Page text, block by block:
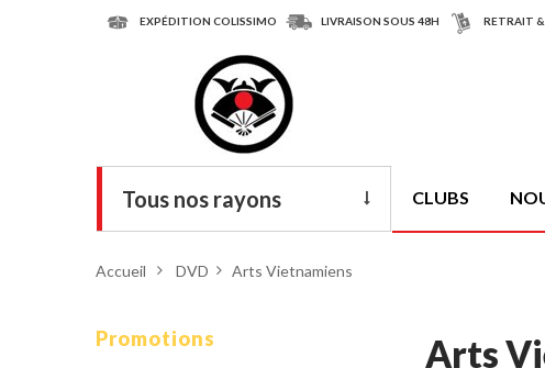
EXPÉDITION COLISSIMO LIVRAISON SOUS 48H RETRAIT
Tous nos rayons
Armes
CLUBS
Accueil > DVD > Arts Vietnamiens
Promotions Arts